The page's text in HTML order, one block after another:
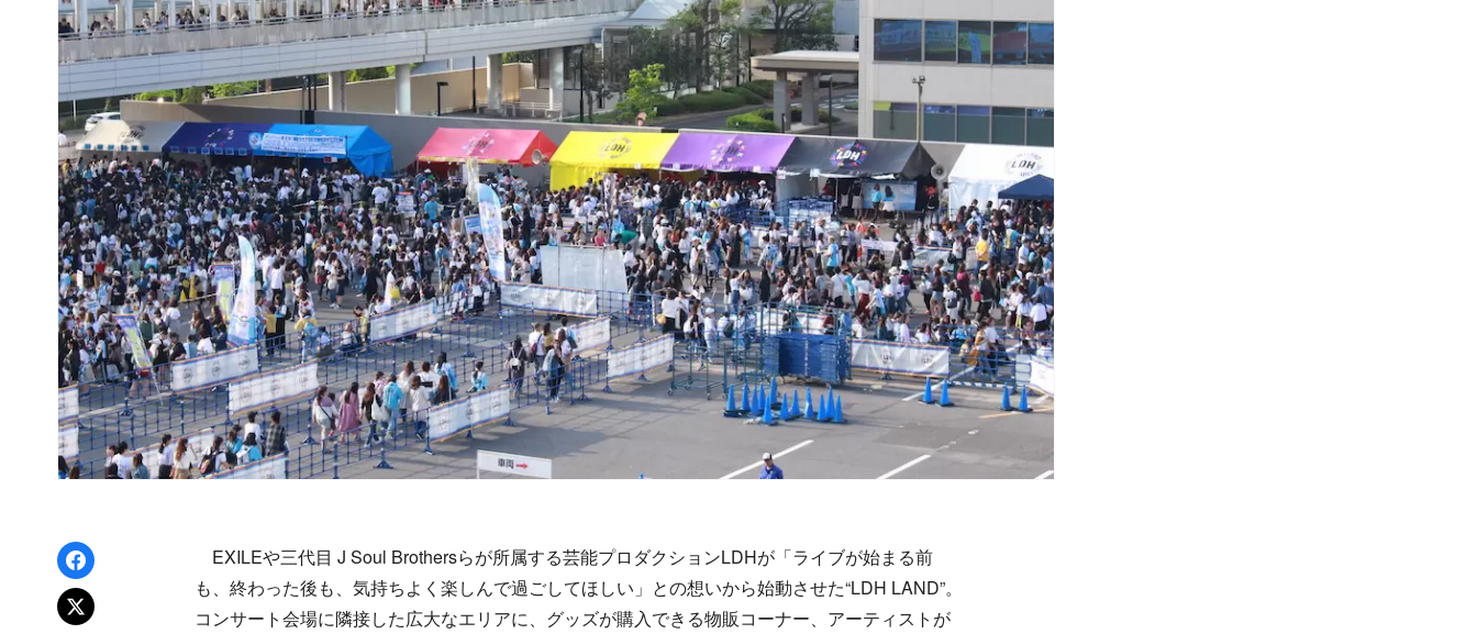
Facebookでシェア
xでポスト
EXILEや三代目 J Soul Brothersらが所属する芸能プロダクションLDHが「ライブが始まる前
も、終わった後も、気持ちよく楽しんで過ごしてほしい」との想いから始動させた“LDH LAND”。
コンサート会場に隣接した広大なエリアに、グッズが購入できる物販コーナー、アーティストが